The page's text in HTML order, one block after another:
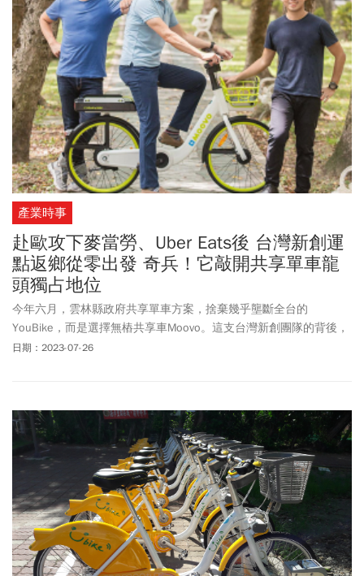
產業時事
赴歐攻下麥當勞、Uber Eats後 台灣新創運
點返鄉從零出發 奇兵！它敲開共享單車龍
頭獨占地位
今年六月，雲林縣政府共享單車方案，捨棄幾乎壟斷全台的
YouBike，而是選擇無樁共享車Moovo。這支台灣新創團隊的背後，
是如何從海外打響名號，並回台重建共享單車的好口碑？
日期：2023-07-26